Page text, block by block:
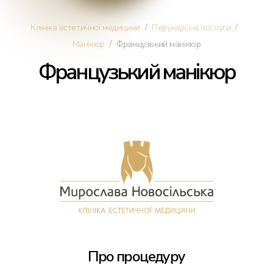
Косметологія
Трансплантація волосся
Клініка естетичної медицини / Перукарські послуги /
Манікюр / Французький манікюр
Французький манікюр
Про процедуру